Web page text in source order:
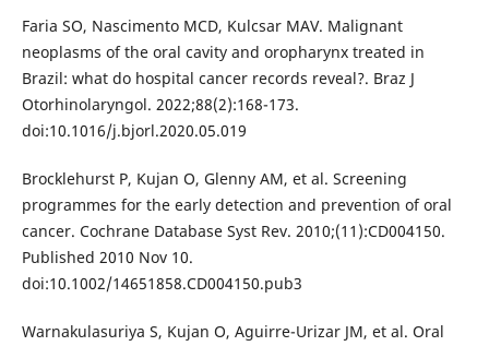
Faria SO, Nascimento MCD, Kulcsar MAV. Malignant
neoplasms of the oral cavity and oropharynx treated in
Brazil: what do hospital cancer records reveal?. Braz J
Otorhinolaryngol. 2022;88(2):168-173.
doi:10.1016/j.bjorl.2020.05.019
Brocklehurst P, Kujan O, Glenny AM, et al. Screening
programmes for the early detection and prevention of oral
cancer. Cochrane Database Syst Rev. 2010;(11):CD004150.
Published 2010 Nov 10.
doi:10.1002/14651858.CD004150.pub3
Warnakulasuriya S, Kujan O, Aguirre-Urizar JM, et al. Oral